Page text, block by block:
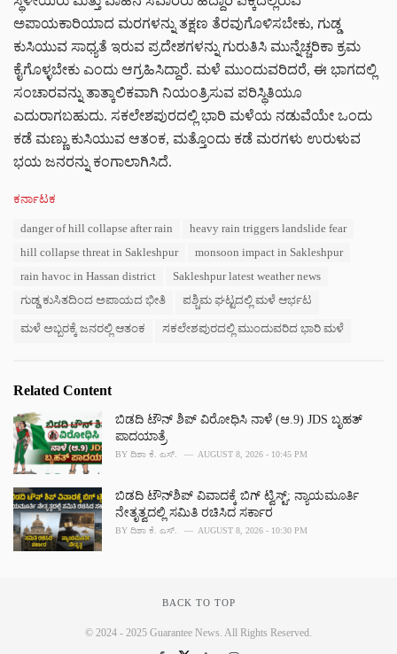
ಅಪಾಯಕಾರಿಯಾದ ಮರಗಳನ್ನು ತಕ್ಷಣ ತೆರವುಗೊಳಿಸಬೇಕು, ಗುಡ್ಡ
ಕುಸಿಯುವ ಸಾಧ್ಯತೆ ಇರುವ ಪ್ರದೇಶಗಳನ್ನು ಗುರುತಿಸಿ ಮುನ್ನೆಚ್ಚರಿಕಾ ಕ್ರಮ
ಕೈಗೊಳ್ಳಬೇಕು ಎಂದು ಆಗ್ರಹಿಸಿದ್ದಾರೆ. ಮಳೆ ಮುಂದುವರಿದರೆ, ಈ ಭಾಗದಲ್ಲಿ
ಸಂಚಾರವನ್ನು ತಾತ್ಕಾಲಿಕವಾಗಿ ನಿಯಂತ್ರಿಸುವ ಪರಿಸ್ಥಿತಿಯೂ
ಎದುರಾಗಬಹುದು. ಸಕಲೇಶಪುರದಲ್ಲಿ ಭಾರಿ ಮಳೆಯ ನಡುವೆಯೇ ಒಂದು
ಕಡೆ ಮಣ್ಣು ಕುಸಿಯುವ ಆತಂಕ, ಮತ್ತೊಂದು ಕಡೆ ಮರಗಳು ಉರುಳುವ
ಭಯ ಜನರನ್ನು ಕಂಗಾಲಾಗಿಸಿದೆ.
C
ಕರ್ನಾಟಕ
danger of hill collapse after rain
heavy rain triggers landslide fear
hill collapse threat in Sakleshpur
monsoon impact in Sakleshpur
rain havoc in Hassan district
Sakleshpur latest weather news
ಗುಡ್ಡ ಕುಸಿತದಿಂದ ಅಪಾಯದ ಭೀತಿ
ಪಶ್ಚಿಮ ಘಟ್ಟದಲ್ಲಿ ಮಳೆ ಆರ್ಭಟ
ಮಳೆ ಅಬ್ಬರಕ್ಕೆ ಜನರಲ್ಲಿ ಆತಂಕ ಸಕಲೇಶಪುರದಲ್ಲಿ ಮುಂದುವರಿದ ಭಾರಿ ಮಳೆ
Related Content
ಬಿಡದಿ ಟೌನ್ ಶಿಪ್ ವಿರೋಧಿಸಿ ನಾಳೆ (ಆ.9) JDS ಬೃಹತ್
ಪಾದಯಾತ್ರೆ
BY ದಿಶಾ ಕೆ. ಎಸ್. AUGUST 8, 2026 - 10:45 PM
ಬಿಡದಿ ಟೌನ್‌ಶಿಪ್‌ ವಿವಾದಕ್ಕೆ ಬಿಗ್‌ ಟ್ವಿಸ್ಟ್‌; ನ್ಯಾಯಮೂರ್ತಿ
ನೇತೃತ್ವದಲ್ಲಿ ಸಮಿತಿ ರಚಿಸಿದ ಸರ್ಕಾರ
BY ದಿಶಾ ಕೆ. ಎಸ್. AUGUST 8, 2026 - 10:30 PM
BACK TO TOP
© 2024 - 2025 Guarantee News. All Rights Reserved.